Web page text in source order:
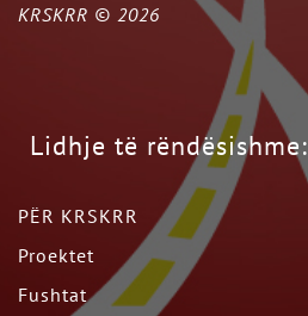
KRSKRR © 2026
Lidhje të rëndësishme:
PËR KRSKRR
Proektet
Fushtat